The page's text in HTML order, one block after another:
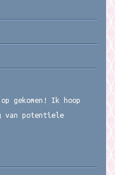
gekomen! Ik hoop
van potentiele